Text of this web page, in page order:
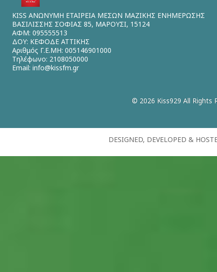
KISS ΑΝΩΝΥΜΗ ΕΤΑΙΡΕΙΑ ΜΕΣΩΝ ΜΑΖΙΚΗΣ ΕΝΗΜΕΡΩΣΗΣ
ΒΑΣΙΛΙΣΣΗΣ ΣΟΦΙΑΣ 85, ΜΑΡΟΥΣΙ, 15124
ΑΦΜ: 095555513
ΔΟΥ: ΚΕΦΟΔΕ ΑΤΤΙΚΗΣ
Αριθμός Γ.Ε.ΜΗ: 005146901000
Τηλέφωνο: 2108050000
Email: info@kissfm.gr
© 2026 Kiss929 All Rights
DESIGNED, DEVELOPED &